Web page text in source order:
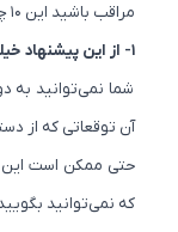
مراقب باشید این ۱۰ چیز را نگویید:
شما نمی‌توانید به دو
آن توقعاتی که از
حتی ممکن است این
که نمی‌توانید بگویید